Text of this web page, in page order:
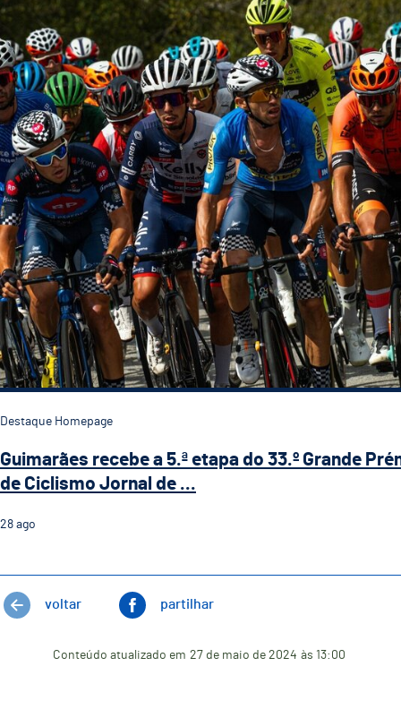
Destaque Homepage
Guimarães recebe a 5.ª etapa do 33.º Grande
de Ciclismo Jornal de ...
28 ago
voltar partilhar
Conteúdo atualizado em 27 de maio de 2024 às 13:00